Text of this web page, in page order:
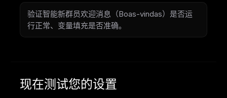
验证智能新群员欢迎消息（Boas-vindas）是否运
行正常、变量填充是否准确。
现在测试您的设置